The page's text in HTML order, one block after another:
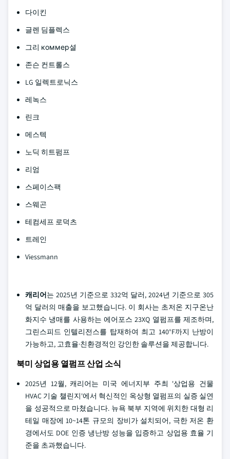
다이킨
글렌 딤플렉스
그리 коммер셜
존슨 컨트롤스
LG 일렉트로닉스
레녹스
린크
메스텍
노딕 히트펌프
리엄
스페이스팩
스웨곤
테컴세프 로덕츠
트레인
Viessmann
캐리어는 2025년 기준으로 332억 달러, 2024년 기준으로 305
억 달러의 매출을 보고했습니다. 이 회사는 초저온 지구온난
화지수 냉매를 사용하는 에어포스 23XQ 열펌프를 제조하며,
그린스피드 인텔리전스를 탑재하여 최고 140°F까지 난방이
가능하고, 고효율·친환경적인 강인한 솔루션을 제공합니다.
북미 상업용 열펌프 산업 소식
2025년 12월, 캐리어는 미국 에너지부 주최 '상업용 건물
HVAC 기술 챌린지'에서 혁신적인 옥상형 열펌프의 실증 실연
을 성공적으로 마쳤습니다. 뉴욕 북부 지역에 위치한 대형 리
테일 매장에 10~14톤 규모의 장비가 설치되어, 극한 저온 환
경에서도 DOE 인증 냉난방 성능을 입증하고 상업용 효율 기
준을 초과했습니다.